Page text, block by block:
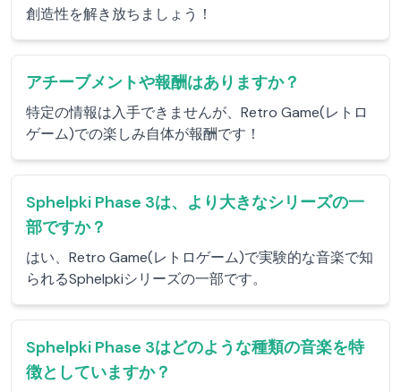
創造性を解き放ちましょう！
アチーブメントや報酬はありますか？
特定の情報は入手できませんが、Retro Game(レトロ
ゲーム)での楽しみ自体が報酬です！
Sphelpki Phase 3は、より大きなシリーズの一
部ですか？
はい、Retro Game(レトロゲーム)で実験的な音楽で知
られるSphelpkiシリーズの一部です。
Sphelpki Phase 3はどのような種類の音楽を特
徴としていますか？